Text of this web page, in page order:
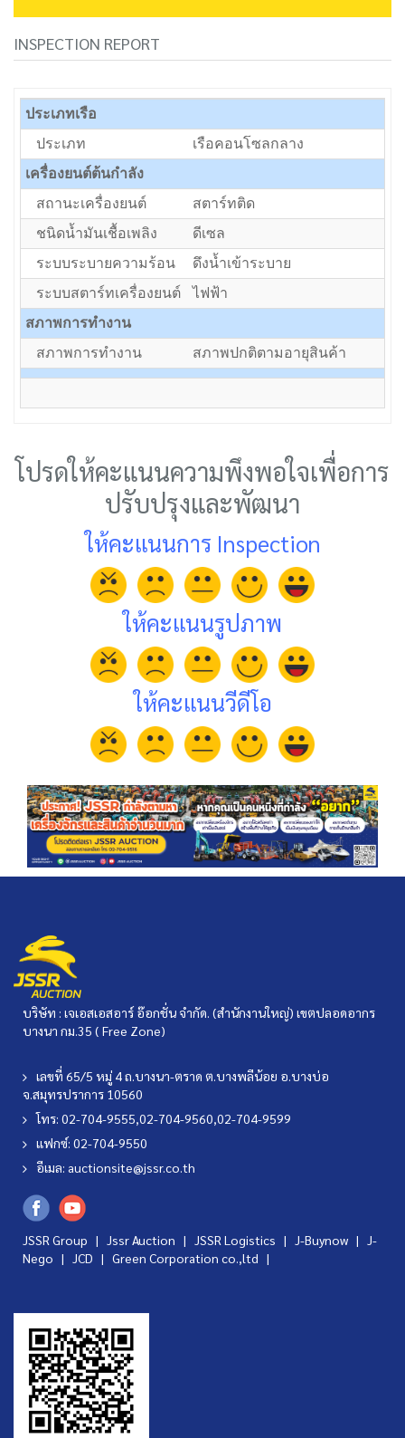
INSPECTION REPORT
ประเภทเรือ
ประเภท
เรือคอนโซลกลาง
เครื่องยนต์ต้นกำลัง
สถานะเครื่องยนต์
สตาร์ทติด
ชนิดน้ำมันเชื้อเพลิง
ดีเซล
ระบบระบายความร้อน
ดึงน้ำเข้าระบาย
ระบบสตาร์ทเครื่องยนต์
ไฟฟ้า
สภาพการทำงาน
สภาพการทำงาน
สภาพปกติตามอายุสินค้า
โปรดให้คะแนนความพึงพอใจเพื่อการ
ปรับปรุงและพัฒนา
ให้คะแนนการ Inspection
ให้คะแนนรูปภาพ
ให้คะแนนวีดีโอ
บริษัท : เจเอสเอสอาร์ อ๊อกชั่น จำกัด. (สำนักงานใหญ่) เขตปลอดอากร
บางนา กม.35 ( Free Zone)
เลขที่ 65/5 หมู่ 4 ถ.บางนา-ตราด ต.บางพลีน้อย อ.บางบ่อ
จ.สมุทรปราการ 10560
โทร: 02-704-9555,02-704-9560,02-704-9599
แฟกซ์: 02-704-9550
อีเมล: auctionsite@jssr.co.th
JSSR Group | Jssr Auction | JSSR Logistics | J-Buynow | J-
Nego | JCD | Green Corporation co.,ltd |